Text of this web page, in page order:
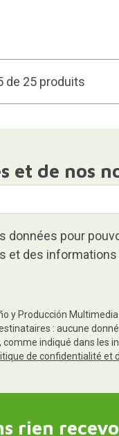
de 25 produits
et de nos
données pour
et des informations
y Producción
: aucune
indiqué dans les
de confidentialité et
rien